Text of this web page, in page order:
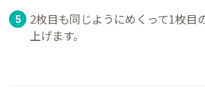
2枚目も同じようにめくって1枚目
上げます。